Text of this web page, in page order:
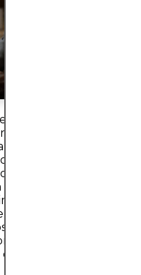
la plataformaAmbas
para el trading
y estructura
principales
activosMT4: Diseñada
limitado para
o mercados de
mercados, incluyendo
en una única
de tradingMT4:
mercado. Solo